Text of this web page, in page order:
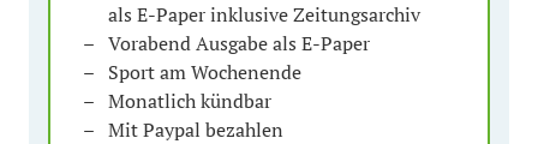
als E-Paper inklusive Zeitungsarchiv
Vorabend Ausgabe als E-Paper
Sport am Wochenende
Monatlich kündbar
Mit Paypal bezahlen